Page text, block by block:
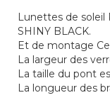
Lunettes de soleil
SHINY BLACK.
Et de montage
La largeur des
La taille du pont
La longueur des